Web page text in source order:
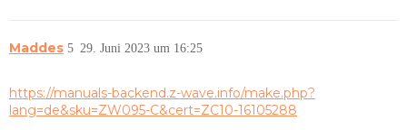
Maddes 29. Juni 2023 um 16:25
5
https://manuals-backend.z-wave.info/make.php?
lang=de&sku=ZW095-C&cert=ZC10-16105288